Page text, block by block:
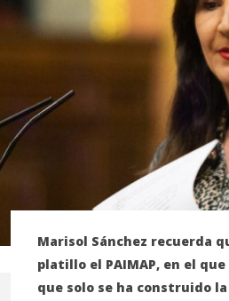
Marisol Sánchez recuerda
platillo el PAIMAP, en el
que solo se ha construido